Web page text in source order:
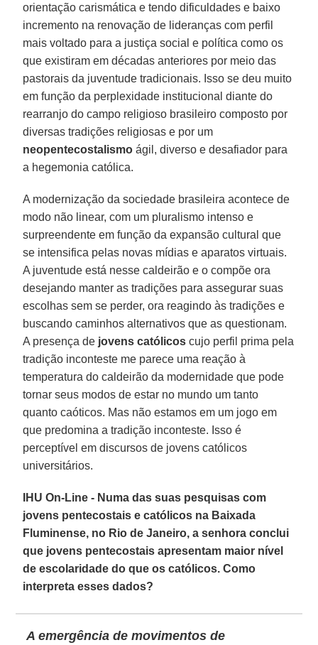
orientação carismática e tendo dificuldades e baixo
incremento na renovação de lideranças com perfil
mais voltado para a justiça social e política como os
que existiram em décadas anteriores por meio das
pastorais da juventude tradicionais. Isso se deu muito
em função da perplexidade institucional diante do
rearranjo do campo religioso brasileiro composto por
diversas tradições religiosas e por um
neopentecostalismo ágil, diverso e desafiador para
a hegemonia católica.
A modernização da sociedade brasileira acontece de
modo não linear, com um pluralismo intenso e
surpreendente em função da expansão cultural que
se intensifica pelas novas mídias e aparatos virtuais.
A juventude está nesse caldeirão e o compõe ora
desejando manter as tradições para assegurar suas
escolhas sem se perder, ora reagindo às tradições e
buscando caminhos alternativos que as questionam.
A presença de jovens católicos cujo perfil prima pela
tradição inconteste me parece uma reação à
temperatura do caldeirão da modernidade que pode
tornar seus modos de estar no mundo um tanto
quanto caóticos. Mas não estamos em um jogo em
que predomina a tradição inconteste. Isso é
perceptível em discursos de jovens católicos
universitários.
IHU On-Line - Numa das suas pesquisas com
jovens pentecostais e católicos na Baixada
Fluminense, no Rio de Janeiro, a senhora conclui
que jovens pentecostais apresentam maior nível
de escolaridade do que os católicos. Como
interpreta esses dados?
A emergência de movimentos de